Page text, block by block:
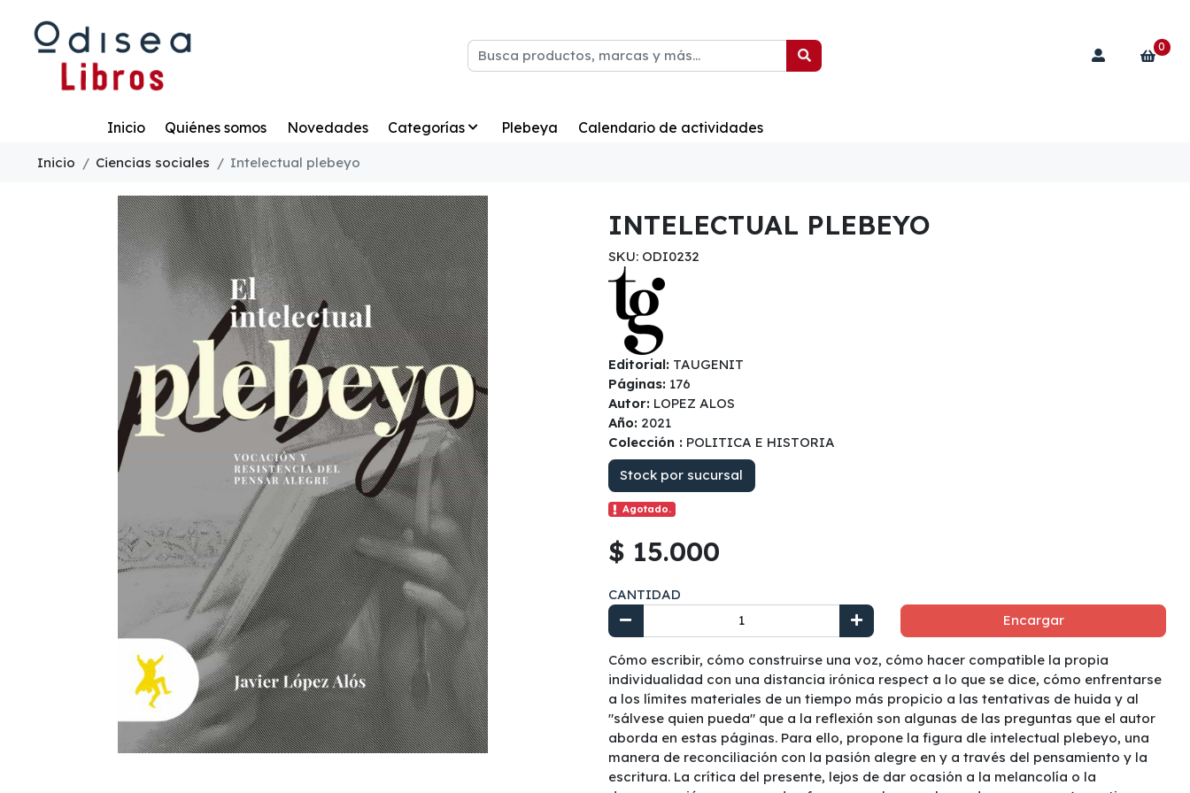
0
Inicio Quiénes somos Novedades Categorías Plebeya Calendario de actividades
Inicio Ciencias sociales Intelectual plebeyo
INTELECTUAL PLEBEYO
SKU: ODI0232
Editorial: TAUGENIT
Páginas: 176
Autor: LOPEZ ALOS
Año: 2021
Colección : POLITICA E HISTORIA
Stock por sucursal
Agotado.
$ 15.000
CANTIDAD
Encargar
Cómo escribir, cómo construirse una voz, cómo hacer compatible la propia
individualidad con una distancia irónica respect a lo que se dice, cómo enfrentarse
a los límites materiales de un tiempo más propicio a las tentativas de huida y al
"sálvese quien pueda" que a la reflexión son algunas de las preguntas que el autor
aborda en estas páginas. Para ello, propone la figura dle intelectual plebeyo, una
manera de reconciliación con la pasión alegre en y a través del pensamiento y la
escritura. La crítica del presente, lejos de dar ocasión a la melancolía o la